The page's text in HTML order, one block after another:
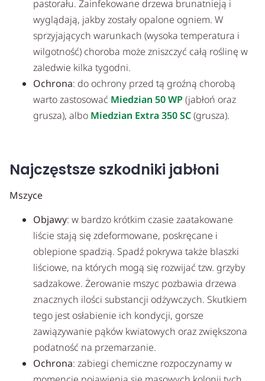
pastorału. Zainfekowane drzewa brunatnieją i
wyglądają, jakby zostały opalone ogniem. W
sprzyjających warunkach (wysoka temperatura i
wilgotność) choroba może zniszczyć całą roślinę w
zaledwie kilka tygodni.
Ochrona: do ochrony przed tą groźną chorobą
warto zastosować Miedzian 50 WP (jabłoń oraz
grusza), albo Miedzian Extra 350 SC(grusza).
Najczęstsze szkodniki jabłoni
Mszyce
Objawy: w bardzo krótkim czasie zaatakowane
liście stają się zdeformowane, poskręcane i
oblepione spadzią. Spadź pokrywa także blaszki
liściowe, na których mogą się rozwijać tzw. grzyby
sadzakowe. Żerowanie mszyc pozbawia drzewa
znacznych ilości substancji odżywczych. Skutkiem
tego jest osłabienie ich kondycji, gorsze
zawiązywanie pąków kwiatowych oraz zwiększona
podatność na przemarzanie.
Ochrona: zabiegi chemiczne rozpoczynamy w